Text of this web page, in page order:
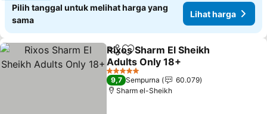
Pilih tanggal untuk melihat harga yang
sama
Lihat harga
BagikanTambahkan ke favorit
Rixos Sharm El Sheikh
Adults Only 18+
5 Bintang
9,7 Sempurna
60.079
Sharm el-Sheikh